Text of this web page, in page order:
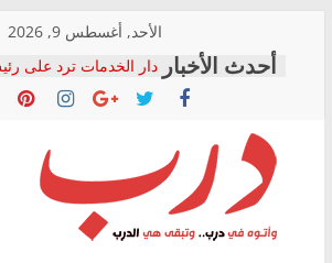
content
الأحد, أغسطس 9, 2026
دار الخدمات ترد على
بعد مؤتمره الصحفي:
معاناة أصحاب
فرحات سليمان يكتب:
أين؟
حزب التحالف الشعبي
في الصحة” بالإسكندرية
ودعم المرضى
درب